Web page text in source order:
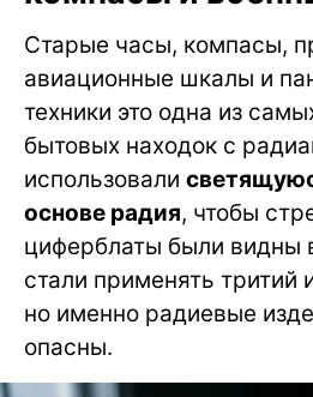
Старые часы, компасы,
авиационные шкалы и
техники это одна из
бытовых находок с
использовали
основе радия, чтобы
циферблаты были видны
стали применять тритий
но именно радиевые
опасны.